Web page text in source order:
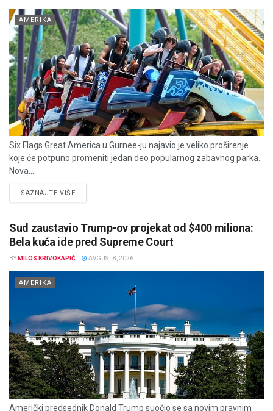
AMERIKA
Six Flags Great America u Gurnee-ju najavio je veliko proširenje
koje će potpuno promeniti jedan deo popularnog zabavnog parka.
Nova...
SAZNAJTE VIŠEDETAILS
Sud zaustavio Trump-ov projekat od $400 miliona:
Bela kuća ide pred Supreme Court
BY MILOS KRIVOKAPIĆ AVGUST 8, 2026
AMERIKA
Američki predsednik Donald Trump suočio se sa novim pravnim